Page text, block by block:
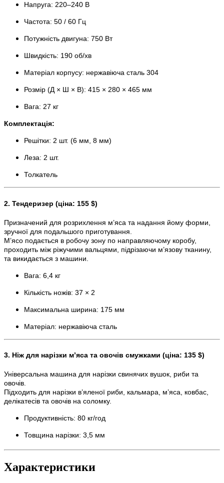
Напруга: 220–240 В
Частота: 50 / 60 Гц
Потужність двигуна: 750 Вт
Швидкість: 190 об/хв
Матеріал корпусу: нержавіюча сталь 304
Розмір (Д × Ш × В): 415 × 280 × 465 мм
Вага: 27 кг
Комплектація:
Решітки: 2 шт. (6 мм, 8 мм)
Леза: 2 шт.
Толкатель
2. Тендеризер (ціна: 155 $)
Призначений для розрихлення м’яса та надання йому форми,
зручної для подальшого приготування.
М’ясо подається в робочу зону по направляючому коробу,
проходить між ріжучими вальцями, підрізаючи м’язову тканину,
та викидається з машини.
Вага: 6,4 кг
Кількість ножів: 37 × 2
Максимальна ширина: 175 мм
Матеріал: нержавіюча сталь
3. Ніж для нарізки м’яса та овочів смужками (ціна: 135 $)
Універсальна машина для нарізки свинячих вушок, риби та
овочів.
Підходить для нарізки в’яленої риби, кальмара, м’яса, ковбас,
делікатесів та овочів на соломку.
Продуктивність: 80 кг/год
Товщина нарізки: 3,5 мм
Характеристики